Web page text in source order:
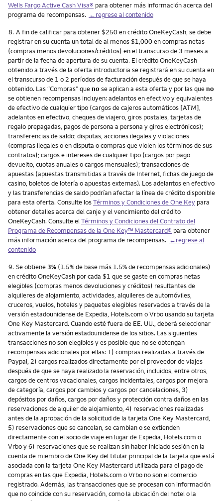
Wells Fargo Active Cash Visa® para obtener más información acerca del
programa de recompensas. ←regrese al contenido
Nota
8. A fin de calificar para obtener $250 en crédito OneKeyCash, se debe
registrar en su cuenta un total de al menos $1,000 en compras netas
(compras menos devoluciones/créditos) en el transcurso de 3 meses a
partir de la fecha de apertura de su cuenta. El crédito OneKeyCash
obtenido a través de la oferta introductoria se registrará en su cuenta en
el transcurso de 1 o 2 períodos de facturación después de que se haya
obtenido. Las “Compras” quenose aplican a esta oferta y por las queno
se obtienen recompensas incluyen: adelantos en efectivo y equivalentes
de efectivo de cualquier tipo (cargos de cajeros automáticos [ATM],
adelantos en efectivo, cheques de viajero, giros postales, tarjetas de
regalo prepagadas, pagos de persona a persona y giros electrónicos);
transferencias de saldo; disputas, acciones ilegales y violaciones
(compras ilegales o en disputa o compras que violen los términos de sus
contratos); cargos e intereses de cualquier tipo (cargos por pago
devuelto, cuotas anuales o cargos mensuales); transacciones de
apuestas (apuestas transmitidas a través de Internet, fichas de juego de
casino, boletos de lotería o apuestas externas). Los adelantos en efectivo
y las transferencias de saldo podrían afectar la línea de crédito disponible
para esta oferta. Consulte losTérminos y Condiciones de One Key para
obtener detalles acerca del canje y el vencimiento del crédito
OneKeyCash. Consulte elTérminos y Condiciones del Contrato del
Programa de Recompensas de la One Key™ Mastercard® para obtener
más información acerca del programa de recompensas. ←regrese al
contenido
Nota
9. Se obtiene 3% (1.5% de base más 1.5% de recompensas adicionales)
en crédito OneKeyCash por cada $1 que se gaste en compras netas
elegibles (compras menos devoluciones y créditos) resultantes de
alquileres de alojamiento, actividades, alquileres de automóviles,
cruceros, vuelos, hoteles y paquetes elegibles reservados a través de la
versión estadounidense de Expedia, Hotels.com o Vrbo usando su tarjeta
One Key Mastercard. Cuando esté fuera de EE. UU., deberá seleccionar
activamente la versión estadounidense de los sitios. Las siguientes
transacciones no son elegibles y es posible que no se obtengan
recompensas adicionales por ellas: 1) compras realizadas a través de
Paypal, 2) cargos realizados directamente por el proveedor de viajes
después de que se haya realizado la reservación, incluidos, entre otros,
cargos de centros vacacionales, cargos incidentales, cargos por mejora
de categoría, cargos por cambios y cargos por cancelaciones, 3)
depósitos por daños, cargos por daños y protección contra daños en las
reservaciones de alquiler de alojamiento, 4) reservaciones realizadas
antes de la aprobación de la solicitud de la tarjeta One Key Mastercard,
5) reservaciones que se cancelan, se cambian o se extienden
directamente con el socio de viaje en lugar de Expedia, Hotels.com o
Vrbo y 6) reservaciones que se realizan sin haber iniciado sesión en la
cuenta de miembro de One Key del titular principal de la tarjeta que está
asociada con la tarjeta One Key Mastercard utilizada para el pago de
compras en las que Expedia, Hotels.com o Vrbo no son el comercio
registrado. Además, las transacciones que se procesan con información
que no coincide con su reservación, como la ubicación del hotel o la